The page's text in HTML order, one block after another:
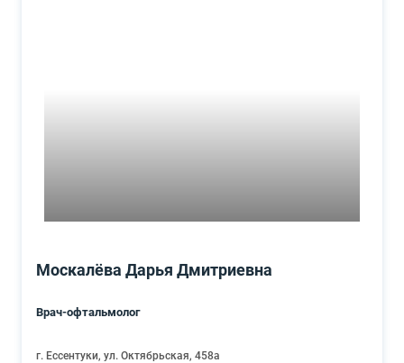
Москалёва Дарья Дмитриевна
Врач-офтальмолог
г. Ессентуки, ул. Октябрьская, 458а